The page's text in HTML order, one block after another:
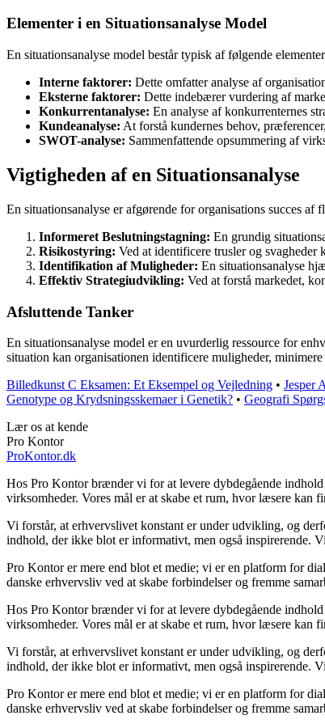
Elementer i en Situationsanalyse Model
En situationsanalyse model består typisk af følgende
Interne faktorer: Dette omfatter analyse af
Eksterne faktorer: Dette indebærer vurdering af
Konkurrentanalyse: En analyse af konkurrenternes
Kundeanalyse: At forstå kundernes behov,
SWOT-analyse: Sammenfattende opsummering af
Vigtigheden af en Situationsanalyse
En situationsanalyse er afgørende for organisations succes af
Informeret Beslutningstagning: En grundig
Risikostyring: Ved at identificere trusler og svagheder
Identifikation af Muligheder: En situationsanalyse
Effektiv Strategiudvikling: Ved at forstå markedet,
Afsluttende Tanker
En situationsanalyse model er en uvurderlig ressource for
situation kan organisationen identificere muligheder,
Billedkunst C Eksamen: Et Eksempel og Vejledning • Jesper
Genotype og Krydsningsskemaer i Genetik? • Geografi
Lær os at kende
Pro Kontor
ProKontor.dk
Hos Pro Kontor brænder vi for at levere dybdegående
virksomheder. Vores mål er at skabe et rum, hvor læsere kan
Vi forstår, at erhvervslivet konstant er under udvikling, og
indhold, der ikke blot er informativt, men også inspirerende.
Pro Kontor er mere end blot et medie; vi er en platform for
danske erhvervsliv ved at skabe forbindelser og fremme
Hos Pro Kontor brænder vi for at levere dybdegående
virksomheder. Vores mål er at skabe et rum, hvor læsere kan
Vi forstår, at erhvervslivet konstant er under udvikling, og
indhold, der ikke blot er informativt, men også inspirerende.
Pro Kontor er mere end blot et medie; vi er en platform for
danske erhvervsliv ved at skabe forbindelser og fremme